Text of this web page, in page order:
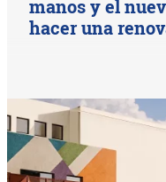
manos y el
hacer una